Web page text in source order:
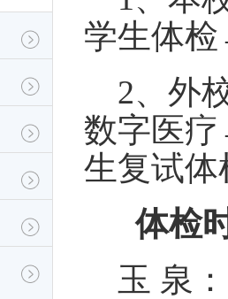
学生体
2、外
数字医
生复试体
体检
玉 泉：